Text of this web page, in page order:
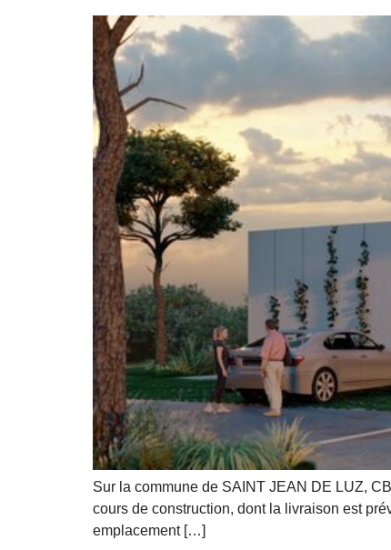
Sur la commune de SAINT JEAN DE LUZ,
cours de construction, dont la livraison est
emplacement […]